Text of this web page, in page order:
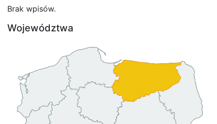
Brak wpisów.
Województwa